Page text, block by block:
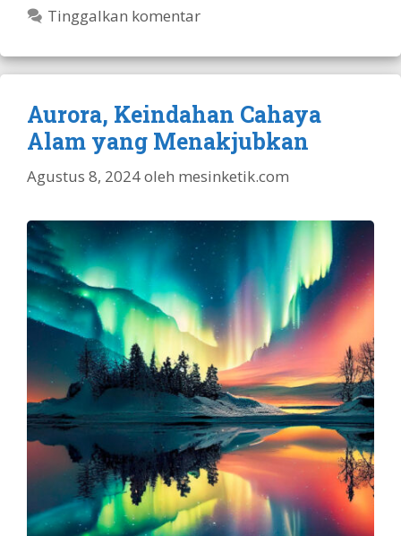
Tinggalkan komentar
Aurora, Keindahan Cahaya
Alam yang Menakjubkan
Agustus 8, 2024oleh mesinketik.com